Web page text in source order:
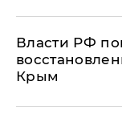
Власти РФ
Крым